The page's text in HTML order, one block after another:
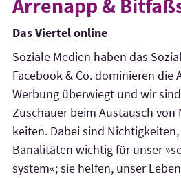
Arrenapp &
Das Viertel online
Soziale Medien haben das
Face­book & Co. dominieren die
Werbung überwiegt und wir
Zuschauer beim Austausch
keiten. Dabei sind
Banali­täten wichtig für unser
syste­m«; sie helfen, unser